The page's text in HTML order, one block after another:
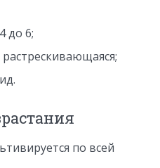
до 6;
по всей